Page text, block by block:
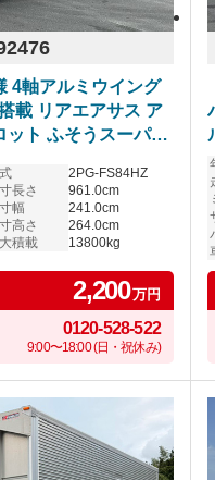
4軸アルミウイング
載 リアエアサス ア
ット ふそうスーパー
2PG-FS84HZ
長さ
961.0cm
幅
241.0cm
高さ
264.0cm
積載
13800kg
2,200万円
0120-528-522
9:00〜18:00 (日・祝休み)